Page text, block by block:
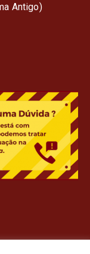
Antigo)